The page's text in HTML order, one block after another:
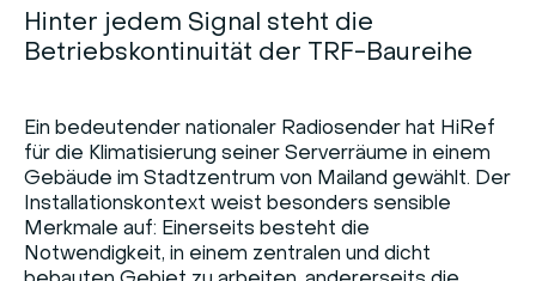
Hinter jedem Signal steht die
Betriebskontinuität der TRF-Baureihe
Ein bedeutender nationaler Radiosender hat HiRef
für die Klimatisierung seiner Serverräume in einem
Gebäude im Stadtzentrum von Mailand gewählt. Der
Installationskontext weist besonders sensible
Merkmale auf: Einerseits besteht die
Notwendigkeit, in einem zentralen und dicht